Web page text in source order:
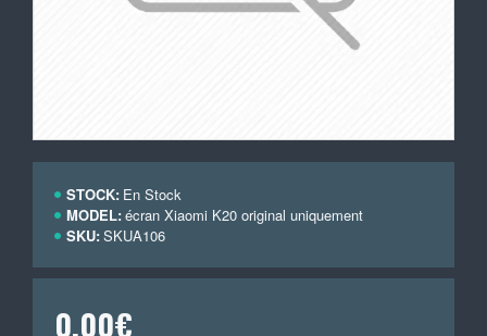
STOCK: En Stock
MODEL:écran Xiaomi K20 original uniquement
SKU:SKUA106
0,00€